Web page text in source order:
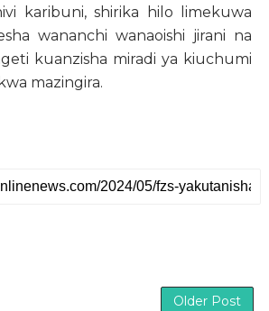
karibuni, shirika hilo limekuwa
wananchi wanaoishi jirani na
kuanzisha miradi ya kiuchumi
mazingira.
Older Post